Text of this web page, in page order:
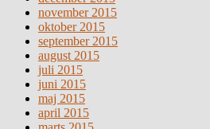
november 2015
oktober 2015
september 2015
august 2015
juli 2015
juni 2015
maj 2015
april 2015